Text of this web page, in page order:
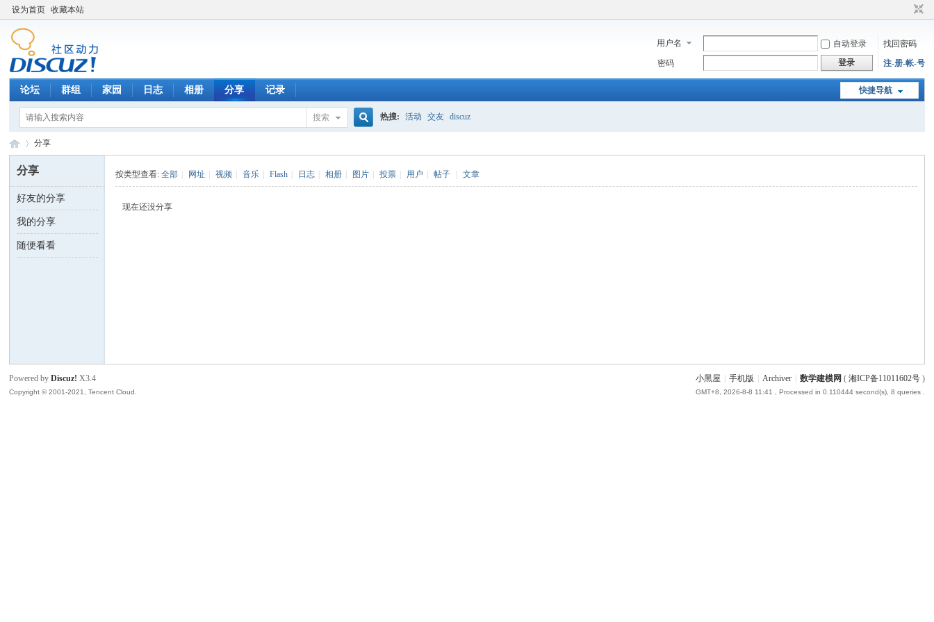
设为首页 收藏本站
用户名 自动登录
找回密码
密码
登录 注-册-帐-号
快捷导航
论坛 群组 家园 日志 相册 分享 记录
搜索 热搜: 活动 交友 discuz
数 ›
分享
分享
好友的分享
我的分享
随便看看
按类型查看:全部 网址 视频 音乐 Flash 日志 相册 图片 投票 用户 帖子 文章
现在还没分享
小黑屋 手机版 Archiver 数学建模网 ( 湘ICP备11011602号)
GMT+8, 2026-8-8 11:41 , Processed in 0.110444 second(s), 8 queries .
Powered byDiscuz! X3.4
Copyright © 2001-2021, Tencent Cloud.